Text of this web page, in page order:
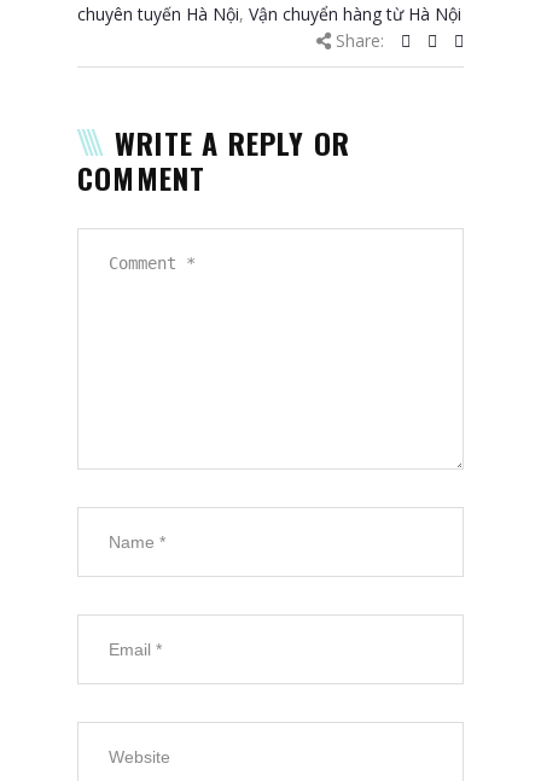
chuyên tuyến Hà Nội, Vận chuyển hàng từ Hà Nội
Share:
WRITE A REPLY OR
COMMENT